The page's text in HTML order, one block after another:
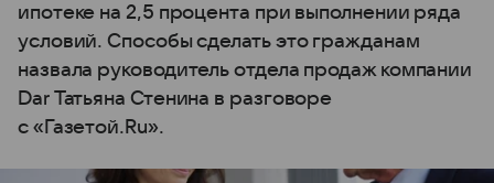
ипотеке на 2,5 процента при выполнении ряда
условий. Способы сделать это гражданам
назвала руководитель отдела продаж компании
Dar Татьяна Стенина в разговоре
с «Газетой.Ru».